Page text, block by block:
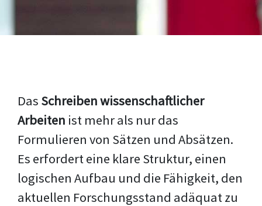
Das Schreiben wissenschaftlicher
Arbeiten ist mehr als nur das
Formulieren von Sätzen und Absätzen.
Es erfordert eine klare Struktur, einen
logischen Aufbau und die Fähigkeit, den
aktuellen Forschungsstand adäquat zu